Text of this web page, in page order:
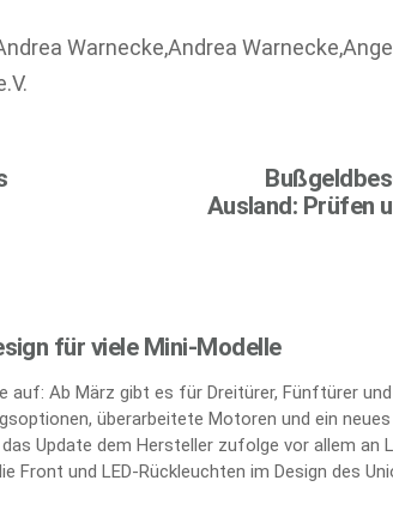
Warnecke,Andrea
Ausland: Prüfen
für viele Mini-Modelle
Ab März gibt es für Dreitürer, Fünftürer und
überarbeitete Motoren und ein neues
Update dem Hersteller zufolge vor allem an
Front und LED-Rückleuchten im Design des